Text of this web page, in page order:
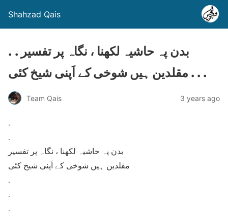
Shahzad Qais
. . بدن پہ حاشیہ لکھنا ، نگاہ پر تفسیر
مقلدین ہیں شوخی کے اَپنی شیخ کئی . . .
Team Qais 3 years ago
.
.
بدن پہ حاشیہ لکھنا ، نگاہ پر تفسیر
مقلدین ہیں شوخی کے اَپنی شیخ کئی
.
.
.